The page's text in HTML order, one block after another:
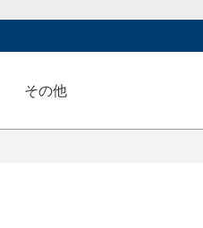
その他